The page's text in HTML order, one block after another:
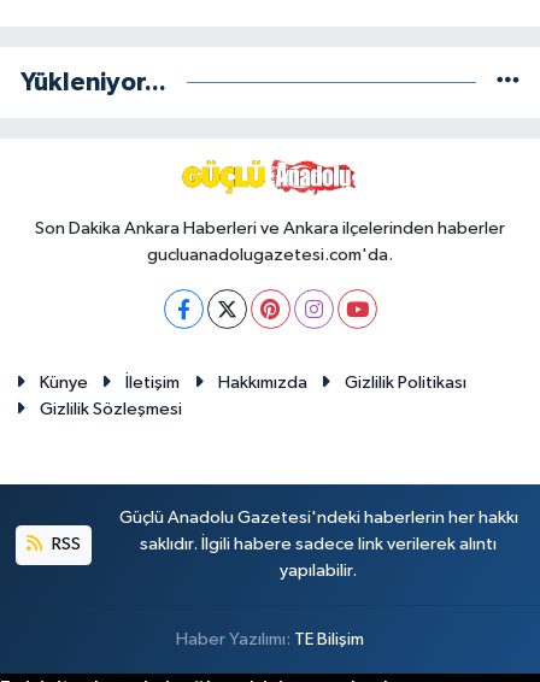
Yükleniyor...
Son Dakika Ankara Haberleri ve Ankara ilçelerinden haberler
gucluanadolugazetesi.com'da.
Künye İletişim Hakkımızda
Gizlilik Politikası
Gizlilik Sözleşmesi
RSS
Güçlü Anadolu Gazetesi'ndeki haberlerin her hakkı
saklıdır. İlgili habere sadece link verilerek alıntı
yapılabilir.
Haber Yazılımı: TE Bilişim